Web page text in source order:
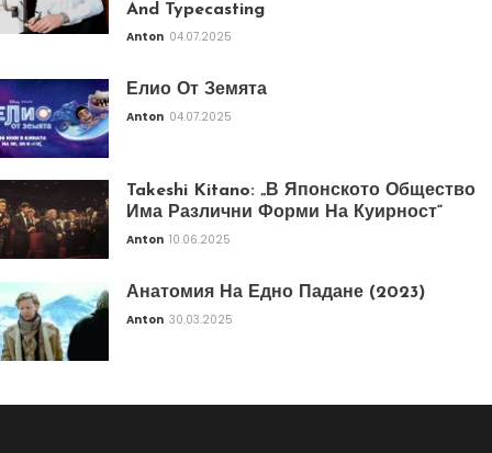
And Typecasting
Anton 04.07.2025
Елио От Земята
Anton 04.07.2025
Takeshi Kitano: „В Японското Общество
Има Различни Форми На Куирност“
Anton 10.06.2025
Анатомия На Едно Падане (2023)
Anton 30.03.2025